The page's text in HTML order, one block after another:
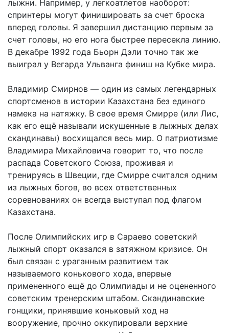
лыжни. Например, у легкоатлетов наоборот:
спринтеры могут финишировать за счет броска
вперед головы. Я завершил дистанцию первым за
счет головы, но его нога быстрее пересекла линию.
В декабре 1992 года Бьорн Дэли точно так же
выиграл у Вегарда Ульванга финиш на Кубке мира.
Владимир Смирнов — один из самых легендарных
спортсменов в истории Казахстана без единого
намека на натяжку. В свое время Смирре (или Лис,
как его ещё называли искушенные в лыжных делах
скандинавы) восхищался весь мир. О патриотизме
Владимира Михайловича говорит то, что после
распада Советского Союза, проживая и
тренируясь в Швеции, где Смирре считался одним
из лыжных богов, во всех ответственных
соревнованиях он всегда выступал под флагом
Казахстана.
После Олимпийских игр в Сараево советский
лыжный спорт оказался в затяжном кризисе. Он
был связан с ураганным развитием так
называемого конькового хода, впервые
примененного ещё до Олимпиады и не оцененного
советским тренерским штабом. Скандинавские
гонщики, принявшие коньковый ход на
вооружение, прочно оккупировали верхние